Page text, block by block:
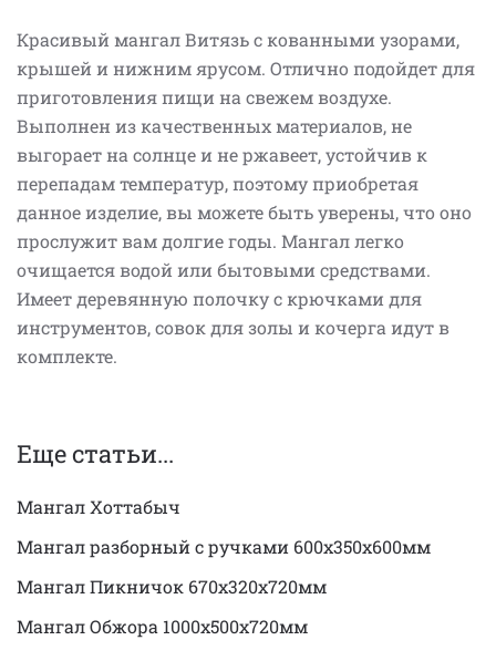
Красивый мангал Витязь с кованными узорами,
крышей и нижним ярусом. Отлично подойдет для
приготовления пищи на свежем воздухе.
Выполнен из качественных материалов, не
выгорает на солнце и не ржавеет, устойчив к
перепадам температур, поэтому приобретая
данное изделие, вы можете быть уверены, что оно
прослужит вам долгие годы. Мангал легко
очищается водой или бытовыми средствами.
Имеет деревянную полочку с крючками для
инструментов, совок для золы и кочерга идут в
комплекте.
Еще статьи...
Мангал Хоттабыч
Мангал разборный с ручками 600х350х600мм
Мангал Пикничок 670х320х720мм
Мангал Обжора 1000х500х720мм